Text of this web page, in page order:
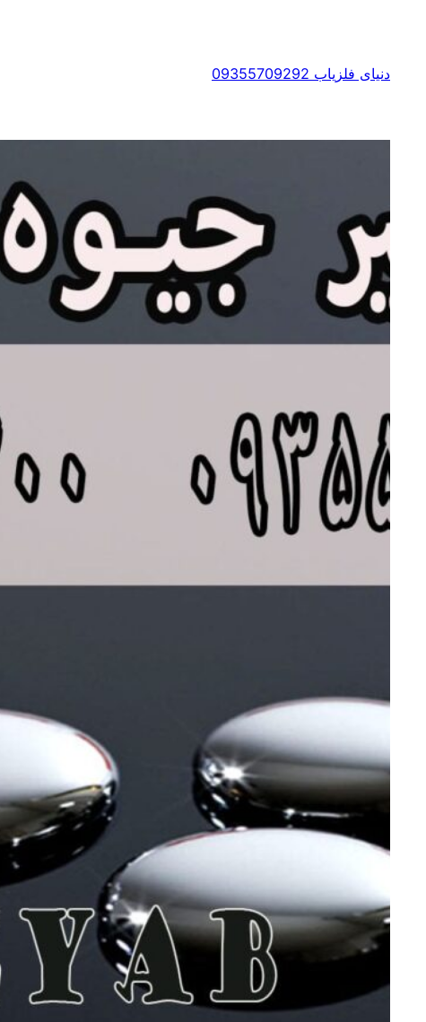
دنیای فلزیاب 09355709292